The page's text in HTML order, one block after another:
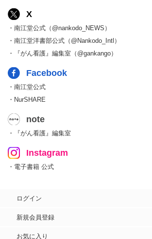
X
・南江堂公式（@nankodo_NEWS）
・南江堂洋書部公式（@Nankodo_Intl）
・『がん看護』編集室（@gankango）
Facebook
・南江堂公式
・NurSHARE
note
・『がん看護』編集室
Instagram
・電子書籍 公式
ログイン
新規会員登録
お気に入り